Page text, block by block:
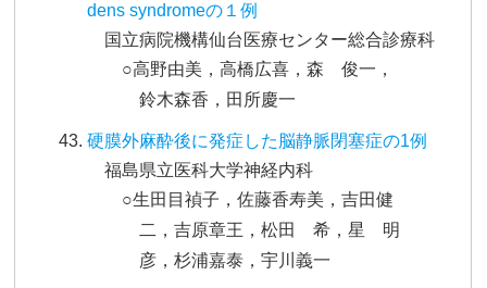
dens syndromeの１例
国立病院機構仙台医療センター総合診療科
○高野由美，高橋広喜，森 俊一，
鈴木森香，田所慶一
硬膜外麻酔後に発症した脳静脈閉塞症の1例
福島県立医科大学神経内科
○生田目禎子，佐藤香寿美，吉田健
二，吉原章王，松田 希，星 明
彦，杉浦嘉泰，宇川義一